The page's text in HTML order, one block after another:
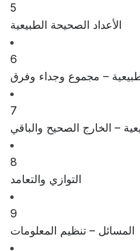
5
الأعداد الصحيحة الطبيعية
6
– مجموع وجداء وفرق
7
– الخارج الصحيح والباقي
8
التوازي والتعامد
9
المسائل – تنظيم المعلومات